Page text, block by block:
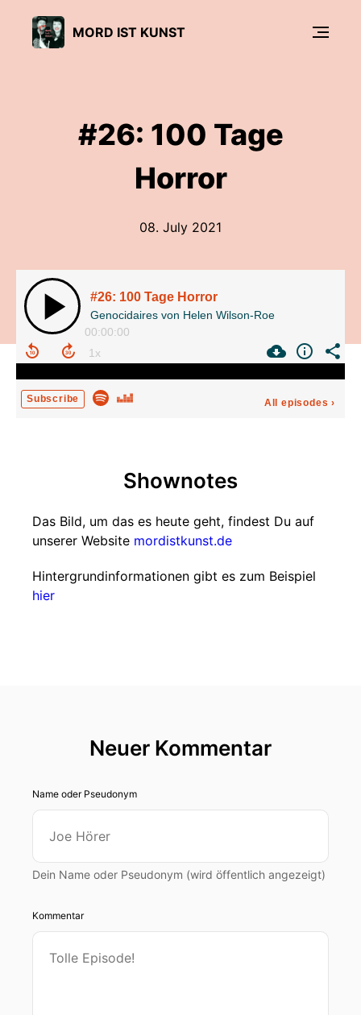
MORD IST KUNST
#26: 100 Tage
Horror
08. July 2021
#26: 100 Tage Horror
Genocidaires von Helen Wilson-Roe
00:00:00
Subscribe All episodes ›
Shownotes
Das Bild, um das es heute geht, findest Du auf
unserer Website mordistkunst.de
Hintergrundinformationen gibt es zum Beispiel
hier
Neuer Kommentar
Name oder Pseudonym
Dein Name oder Pseudonym (wird öffentlich angezeigt)
Kommentar